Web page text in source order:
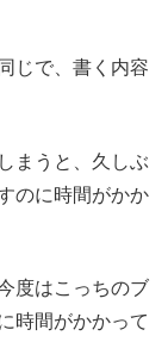
じで、書く内容
まうと、久しぶ
のに時間がかか
度はこっちのブ
時間がかかって